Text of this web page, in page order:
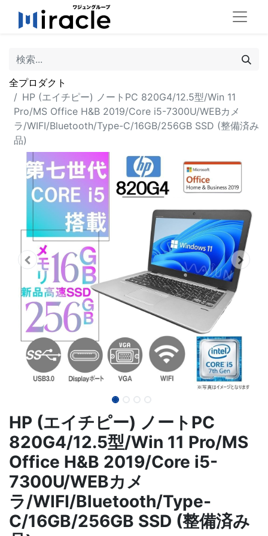
全プロダクト
HP (エイチピー) ノートPC 820G4/12.5型/Win 11
Pro/MS Office H&B 2019/Core i5-7300U/WEBカメ
ラ/WIFI/Bluetooth/Type-C/16GB/256GB SSD (整備済み
品)
HP (エイチピー) ノートPC
820G4/12.5型/Win 11 Pro/MS
Office H&B 2019/Core i5-
7300U/WEBカメ
ラ/WIFI/Bluetooth/Type-
C/16GB/256GB SSD (整備済み